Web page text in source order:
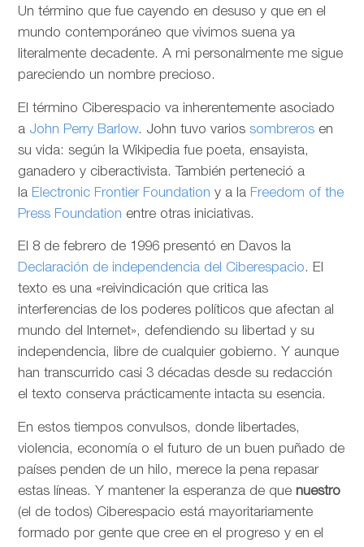
Un término que fue cayendo en desuso y que en el
mundo contemporáneo que vivimos suena ya
literalmente decadente. A mi personalmente me sigue
pareciendo un nombre precioso.
El término Ciberespacio va inherentemente asociado
a John Perry Barlow. John tuvo variossombreros en
su vida: según la Wikipedia fue poeta, ensayista,
ganadero y ciberactivista. También perteneció a
la Electronic Frontier Foundation y a la Freedom of the
Press Foundation entre otras iniciativas.
El 8 de febrero de 1996 presentó en Davos la
Declaración de independencia del Ciberespacio. El
texto es una «reivindicación que critica las
interferencias de los poderes políticos que afectan al
mundo del Internet», defendiendo su libertad y su
independencia, libre de cualquier gobierno. Y aunque
han transcurrido casi 3 décadas desde su redacción
el texto conserva prácticamente intacta su esencia.
En estos tiempos convulsos, donde libertades,
violencia, economía o el futuro de un buen puñado de
países penden de un hilo, merece la pena repasar
estas líneas. Y mantener la esperanza de que nuestro
(el de todos) Ciberespacio está mayoritariamente
formado por gente que cree en el progreso y en el